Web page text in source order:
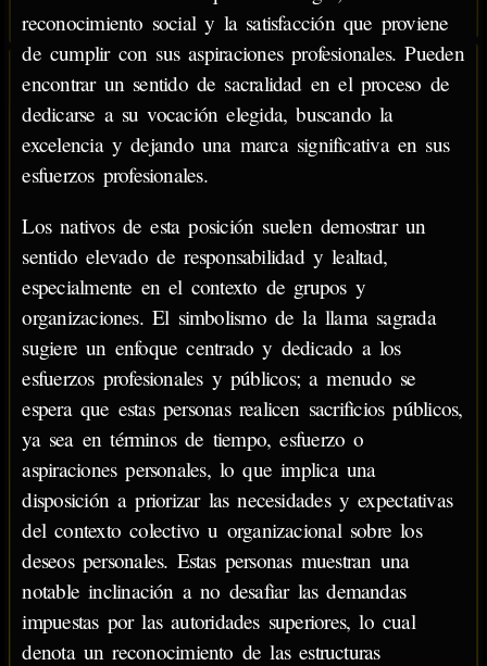
reconocimiento social y la satisfacción que proviene
de cumplir con sus aspiraciones profesionales. Pueden
encontrar un sentido de sacralidad en el proceso de
dedicarse a su vocación elegida, buscando la
excelencia y dejando una marca significativa en sus
esfuerzos profesionales.
Los nativos de esta posición suelen demostrar un
sentido elevado de responsabilidad y lealtad,
especialmente en el contexto de grupos y
organizaciones. El simbolismo de la llama sagrada
sugiere un enfoque centrado y dedicado a los
esfuerzos profesionales y públicos; a menudo se
espera que estas personas realicen sacrificios públicos,
ya sea en términos de tiempo, esfuerzo o
aspiraciones personales, lo que implica una
disposición a priorizar las necesidades y expectativas
del contexto colectivo u organizacional sobre los
deseos personales. Estas personas muestran una
notable inclinación a no desafiar las demandas
impuestas por las autoridades superiores, lo cual
denota un reconocimiento de las estructuras